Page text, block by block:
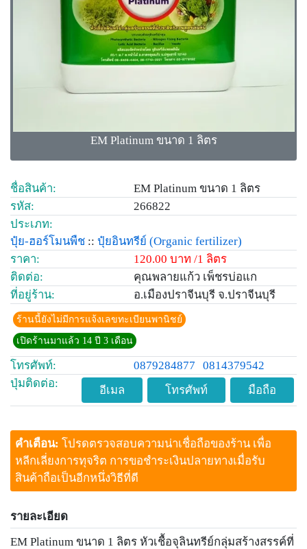
EM Platinum ขนาด 1 ลิตร
ชื่อสินค้า:
EM Platinum ขนาด 1 ลิตร
รหัส:
266822
ประเภท:
ปุ๋ย-ฮอร์โมนพืช :: ปุ๋ยอินทรีย์ (Organic fertilizer)
ราคา:
120.00 บาท /1 ลิตร
ติดต่อ:
คุณพลายแก้ว เพ็ชรบ่อแก
ที่อยู่ร้าน:
อ.เมืองปราจีนบุรี จ.ปราจีนบุรี
ร้านนี้ยังไม่มีการแจ้งเลขทะเบียนพานิชย์
เปิดร้านมาแล้ว 14 ปี 3 เดือน
โทรศัพท์: 0879284877
0814379542
ปุ่มติดต่อ:
อีเมล โทรศัพท์ มือถือ
คำเตือน: โปรดตรวจสอบความน่าเชื่อถือของร้าน เพื่อ
หลีกเลี่ยงการทุจริต การขอชำระเงินปลายทางเมื่อรับ
สินค้าถือเป็นอีกหนึ่งวิธีที่ดี
รายละเอียด
EM Platinum ขนาด 1 ลิตร หัวเชื้อจุลินทรีย์กลุ่มสร้างสรรค์ที่